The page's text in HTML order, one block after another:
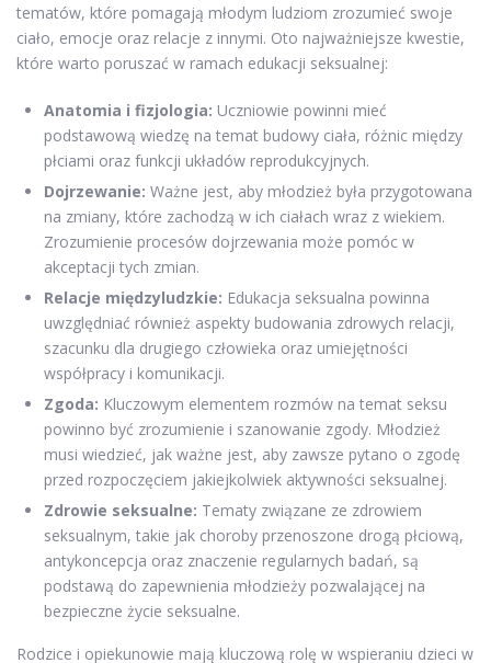
tematów, które pomagają młodym ludziom zrozumieć swoje
ciało, emocje oraz relacje z innymi. Oto najważniejsze kwestie,
które warto poruszać w ramach edukacji seksualnej:
Anatomia i fizjologia: Uczniowie powinni mieć
podstawową wiedzę na temat budowy ciała, różnic między
płciami oraz funkcji układów reprodukcyjnych.
Dojrzewanie: Ważne jest, aby młodzież była przygotowana
na zmiany, które zachodzą w ich ciałach wraz z wiekiem.
Zrozumienie procesów dojrzewania może pomóc w
akceptacji tych zmian.
Relacje międzyludzkie: Edukacja seksualna powinna
uwzględniać również aspekty budowania zdrowych relacji,
szacunku dla drugiego człowieka oraz umiejętności
współpracy i komunikacji.
Zgoda: Kluczowym elementem rozmów na temat seksu
powinno być zrozumienie i szanowanie zgody. Młodzież
musi wiedzieć, jak ważne jest, aby zawsze pytano o zgodę
przed rozpoczęciem jakiejkolwiek aktywności seksualnej.
Zdrowie seksualne: Tematy związane ze zdrowiem
seksualnym, takie jak choroby przenoszone drogą płciową,
antykoncepcja oraz znaczenie regularnych badań, są
podstawą do zapewnienia młodzieży pozwalającej na
bezpieczne życie seksualne.
Rodzice i opiekunowie mają kluczową rolę w wspieraniu dzieci w